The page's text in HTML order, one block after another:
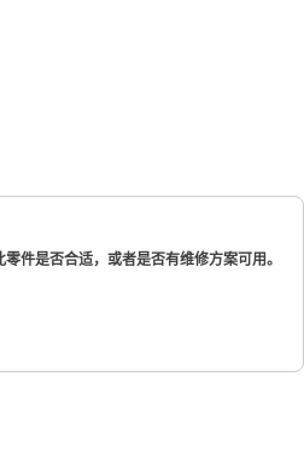
件是否合适，或者是否有维修方案可用。